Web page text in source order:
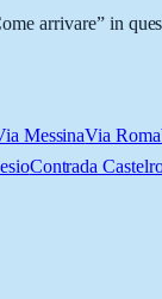
arrivare” in
MessinaVia Roma
Contrada